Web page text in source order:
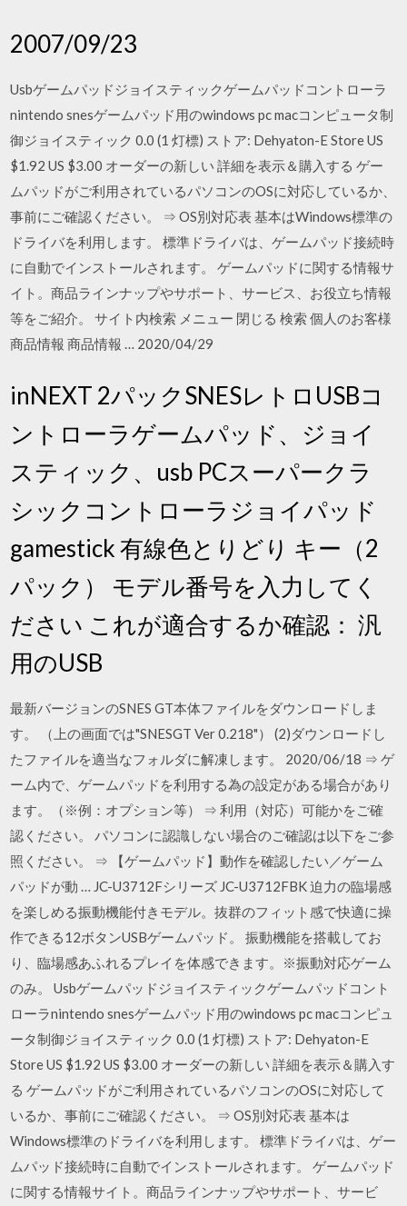
2007/09/23
Usbゲームパッドジョイスティックゲームパッドコントローラ
nintendo snesゲームパッド用のwindows pc macコンピュータ制
御ジョイスティック 0.0 (1 灯標) ストア: Dehyaton-E Store US
$1.92 US $3.00 オーダーの新しい 詳細を表示＆購入する ゲー
ムパッドがご利用されているパソコンのOSに対応しているか、
事前にご確認ください。 ⇒ OS別対応表 基本はWindows標準の
ドライバを利用します。 標準ドライバは、ゲームパッド接続時
に自動でインストールされます。 ゲームパッドに関する情報サ
イト。商品ラインナップやサポート、サービス、お役立ち情報
等をご紹介。 サイト内検索 メニュー 閉じる 検索 個人のお客様
商品情報 商品情報 … 2020/04/29
inNEXT 2パックSNESレトロUSBコ
ントローラゲームパッド、ジョイ
スティック、usb PCスーパークラ
シックコントローラジョイパッド
gamestick 有線色とりどり キー（2
パック） モデル番号を入力してく
ださい これが適合するか確認： 汎
用のUSB
最新バージョンのSNES GT本体ファイルをダウンロードしま
す。 （上の画面では"SNESGT Ver 0.218"） (2)ダウンロードし
たファイルを適当なフォルダに解凍します。 2020/06/18 ⇒ ゲ
ーム内で、ゲームパッドを利用する為の設定がある場合があり
ます。（※例：オプション等） ⇒ 利用（対応）可能かをご確
認ください。 パソコンに認識しない場合のご確認は以下をご参
照ください。 ⇒ 【ゲームパッド】動作を確認したい／ゲーム
パッドが動 … JC-U3712Fシリーズ JC-U3712FBK 迫力の臨場感
を楽しめる振動機能付きモデル。抜群のフィット感で快適に操
作できる12ボタンUSBゲームパッド。 振動機能を搭載してお
り、臨場感あふれるプレイを体感できます。※振動対応ゲーム
のみ。 Usbゲームパッドジョイスティックゲームパッドコント
ローラnintendo snesゲームパッド用のwindows pc macコンピュ
ータ制御ジョイスティック 0.0 (1 灯標) ストア: Dehyaton-E
Store US $1.92 US $3.00 オーダーの新しい 詳細を表示＆購入す
る ゲームパッドがご利用されているパソコンのOSに対応して
いるか、事前にご確認ください。 ⇒ OS別対応表 基本は
Windows標準のドライバを利用します。 標準ドライバは、ゲー
ムパッド接続時に自動でインストールされます。 ゲームパッド
に関する情報サイト。商品ラインナップやサポート、サービ